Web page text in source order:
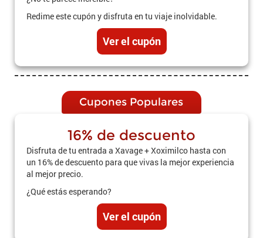
Redime este cupón y disfruta en tu viaje inolvidable.
Ver el cupón
Cupones Populares
16% de descuento
Disfruta de tu entrada a Xavage + Xoximilco hasta con
un 16% de descuento para que vivas la mejor experiencia
al mejor precio.
¿Qué estás esperando?
Ver el cupón